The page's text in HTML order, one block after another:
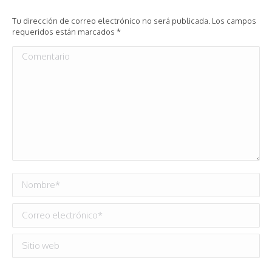
Tu dirección de correo electrónico no será publicada. Los campos
requeridos están marcados *
Comentario
Nombre *
Correo electrónico *
Sitio web